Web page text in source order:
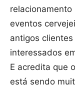
eventos
antigos
interessados
E acredita que
está sendo